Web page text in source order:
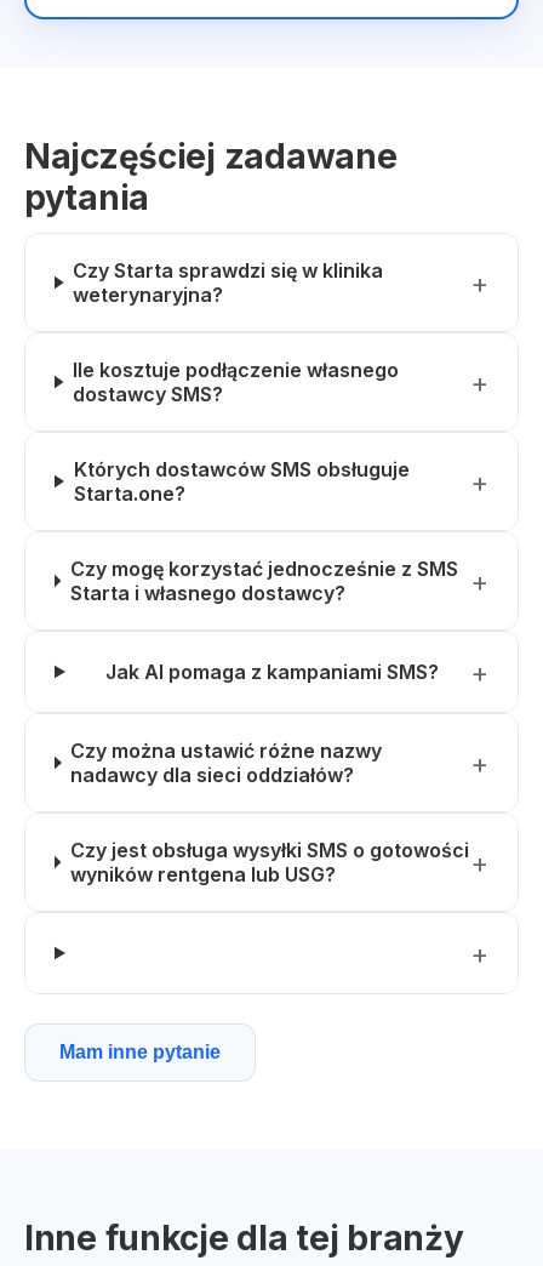
Najczęściej zadawane
pytania
Czy Starta sprawdzi się w klinika
weterynaryjna?
Ile kosztuje podłączenie własnego
dostawcy SMS?
Których dostawców SMS obsługuje
Starta.one?
Czy mogę korzystać jednocześnie z SMS
Starta i własnego dostawcy?
Jak AI pomaga z kampaniami SMS?
Czy można ustawić różne nazwy
nadawcy dla sieci oddziałów?
Czy jest obsługa wysyłki SMS o gotowości
wyników rentgena lub USG?
Mam inne pytanie
Inne funkcje dla tej branży